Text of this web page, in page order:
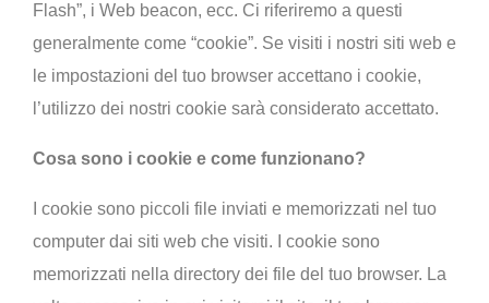
Flash”, i Web beacon, ecc. Ci riferiremo a questi
generalmente come “cookie”. Se visiti i nostri siti web e
le impostazioni del tuo browser accettano i cookie,
l’utilizzo dei nostri cookie sarà considerato accettato.
Cosa sono i cookie e come funzionano?
I cookie sono piccoli file inviati e memorizzati nel tuo
computer dai siti web che visiti. I cookie sono
memorizzati nella directory dei file del tuo browser. La